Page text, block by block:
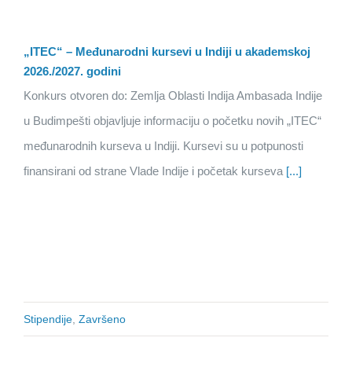
„ITEC“ – Međunarodni kursevi u Indiji u akademskoj
2026./2027. godini
Konkurs otvoren do: Zemlja Oblasti Indija Ambasada Indije
u Budimpešti objavljuje informaciju o početku novih „ITEC“
međunarodnih kurseva u Indiji. Kursevi su u potpunosti
finansirani od strane Vlade Indije i početak kurseva [...]
Stipendije, Završeno